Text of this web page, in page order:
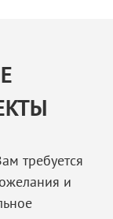
требуется
и